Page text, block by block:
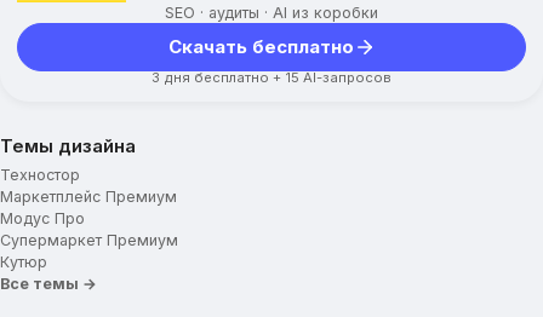
SEO · аудиты · AI из коробки
Скачать бесплатно
3 дня бесплатно + 15 AI-запросов
Темы дизайна
Техностор
Маркетплейс Премиум
Модус Про
Супермаркет Премиум
Кутюр
Все темы →